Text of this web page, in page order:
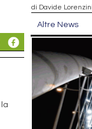
di Davide Lorenzini
Altre News